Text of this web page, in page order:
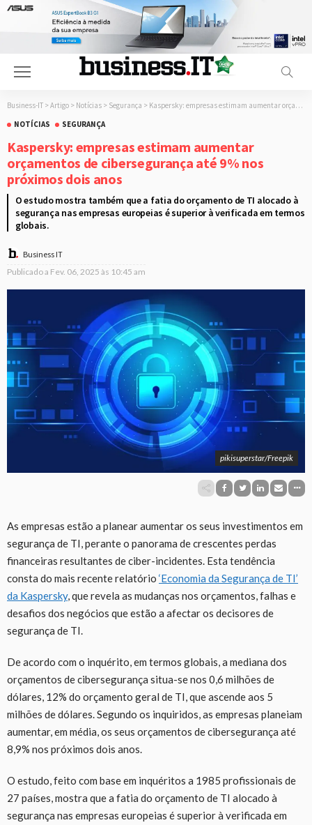
Business-IT > Artigo > Notícias > Segurança > Kaspersky: empresas estimam aumentar orçamentos de cibersegurança até 9% nos próximos dois anos
NOTÍCIAS
SEGURANÇA
Kaspersky: empresas estimam aumentar
orçamentos de cibersegurança até 9% nos
próximos dois anos
O estudo mostra também que a fatia do orçamento de TI alocado à
segurança nas empresas europeias é superior à verificada em termos
globais.
Business IT
Publicado a Fev. 06, 2025 às 10:45 am
pikisuperstar/Freepik
As empresas estão a planear aumentar os seus investimentos em
segurança de TI, perante o panorama de crescentes perdas
financeiras resultantes de ciber-incidentes. Esta tendência
consta do mais recente relatório ‘Economia da Segurança de TI’
da Kaspersky, que revela as mudanças nos orçamentos, falhas e
desafios dos negócios que estão a afectar os decisores de
segurança de TI.
De acordo com o inquérito, em termos globais, a mediana dos
orçamentos de cibersegurança situa-se nos 0,6 milhões de
dólares, 12% do orçamento geral de TI, que ascende aos 5
milhões de dólares. Segundo os inquiridos, as empresas planeiam
aumentar, em média, os seus orçamentos de cibersegurança até
8,9% nos próximos dois anos.
O estudo, feito com base em inquéritos a 1985 profissionais de
27 países, mostra que a fatia do orçamento de TI alocado à
segurança nas empresas europeias é superior à verificada em